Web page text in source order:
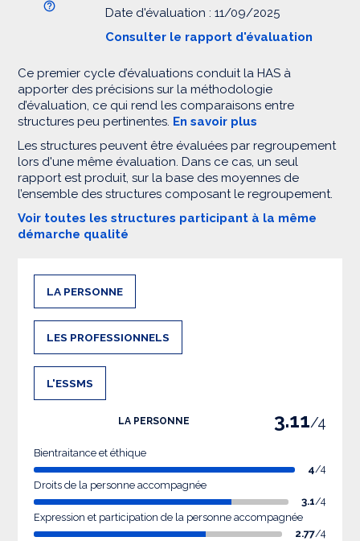
Date d'évaluation : 11/09/2025
Consulter le rapport d'évaluation
Ce premier cycle d’évaluations conduit la HAS à
apporter des précisions sur la méthodologie
d’évaluation, ce qui rend les comparaisons entre
structures peu pertinentes. En savoir plus
Les structures peuvent être évaluées par regroupement
lors d'une même évaluation. Dans ce cas, un seul
rapport est produit, sur la base des moyennes de
l’ensemble des structures composant le regroupement.
Voir toutes les structures participant à la même
démarche qualité
LA PERSONNE
LES PROFESSIONNELS
L'ESSMS
LA PERSONNE 3.11/4
Bientraitance et éthique
4/4
Droits de la personne accompagnée
3.1/4
Expression et participation de la personne accompagnée
2.77/4